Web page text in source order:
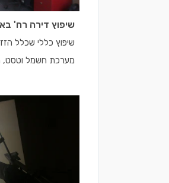
שיפוץ דירה רח'
שיפוץ כללי שכלל
מערכת חשמל וטסט,
בלדרים